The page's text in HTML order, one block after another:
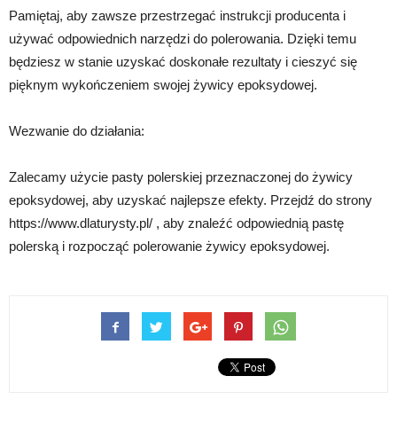
Pamiętaj, aby zawsze przestrzegać instrukcji producenta i
używać odpowiednich narzędzi do polerowania. Dzięki temu
będziesz w stanie uzyskać doskonałe rezultaty i cieszyć się
pięknym wykończeniem swojej żywicy epoksydowej.
Wezwanie do działania:
Zalecamy użycie pasty polerskiej przeznaczonej do żywicy
epoksydowej, aby uzyskać najlepsze efekty. Przejdź do strony
https://www.dlaturysty.pl/ , aby znaleźć odpowiednią pastę
polerską i rozpocząć polerowanie żywicy epoksydowej.